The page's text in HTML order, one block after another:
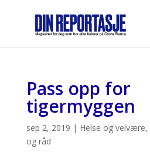
Pass opp for
tigermyggen
sep 2, 2019 | Helse og velvære,
og råd